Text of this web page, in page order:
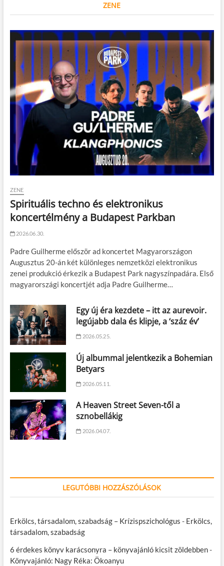
ZENE
ZENE
Spirituális techno és elektronikus
koncertélmény a Budapest Parkban
2026.06.30.
Padre Guilherme először ad koncertet Magyarországon
Augusztus 20-án két különleges nemzetközi elektronikus
zenei produkció érkezik a Budapest Park nagyszínpadára. Első
magyarországi koncertjét adja Padre Guilherme…
Egy új éra kezdete – itt az aurevoir.
legújabb dala és klipje, a ‘száz év’
2026.05.25.
Új albummal jelentkezik a Bohemian
Betyars
2026.05.11.
A Heaven Street Seven-től a
sznobellákig
2026.04.07.
LEGUTÓBBI HOZZÁSZÓLÁSOK
Erkölcs, társadalom, szabadság – Krízispszichológus - Erkölcs,
társadalom, szabadság
6 érdekes könyv karácsonyra – könyvajánló kicsit zöldebben-
Könyvajánló: Nagy Réka: Ökoanyu